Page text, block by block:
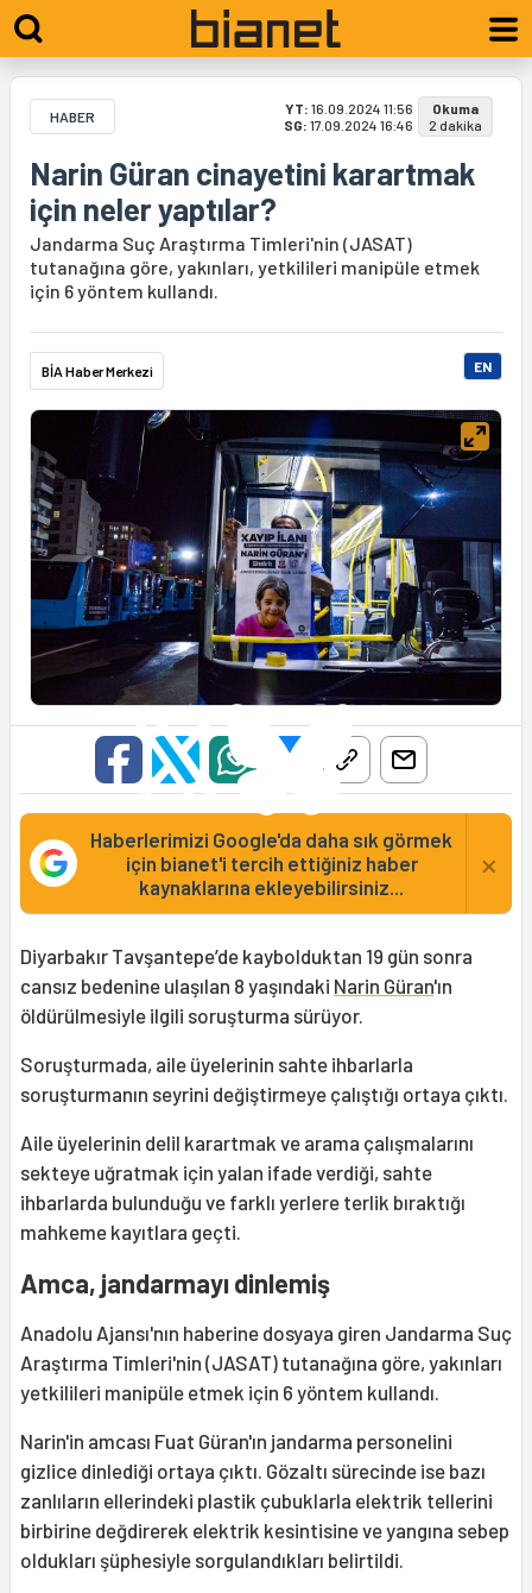
HABER YT: 16.09.2024 11:56
SG: 17.09.2024 16:46
Okuma
2 dakika
Narin Güran cinayetini karartmak
için neler yaptılar?
Jandarma Suç Araştırma Timleri'nin (JASAT)
tutanağına göre, yakınları, yetkilileri manipüle etmek
için 6 yöntem kullandı.
BİA Haber Merkezi EN
Haberlerimizi Google'da daha sık görmek
için bianet'i tercih ettiğiniz haber
kaynaklarına ekleyebilirsiniz...
×
Diyarbakır Tavşantepe’de kaybolduktan 19 gün sonra
cansız bedenine ulaşılan 8 yaşındaki Narin Güran'ın
öldürülmesiyle ilgili soruşturma sürüyor.
Soruşturmada, aile üyelerinin sahte ihbarlarla
soruşturmanın seyrini değiştirmeye çalıştığı ortaya çıktı.
Aile üyelerinin delil karartmak ve arama çalışmalarını
sekteye uğratmak için yalan ifade verdiği, sahte
ihbarlarda bulunduğu ve farklı yerlere terlik bıraktığı
mahkeme kayıtlara geçti.
Amca, jandarmayı dinlemiş
Anadolu Ajansı'nın haberine dosyaya giren Jandarma Suç
Araştırma Timleri'nin (JASAT) tutanağına göre, yakınları
yetkilileri manipüle etmek için 6 yöntem kullandı.
Narin'in amcası Fuat Güran'ın jandarma personelini
gizlice dinlediği ortaya çıktı. Gözaltı sürecinde ise bazı
zanlıların ellerindeki plastik çubuklarla elektrik tellerini
birbirine değdirerek elektrik kesintisine ve yangına sebep
oldukları şüphesiyle sorgulandıkları belirtildi.